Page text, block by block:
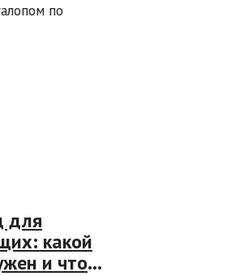
по
для
какой
и что